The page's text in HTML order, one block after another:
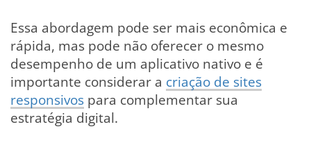
Essa abordagem pode ser mais econômica e
rápida, mas pode não oferecer o mesmo
desempenho de um aplicativo nativo e é
importante considerar a criação de sites
responsivos para complementar sua
estratégia digital.